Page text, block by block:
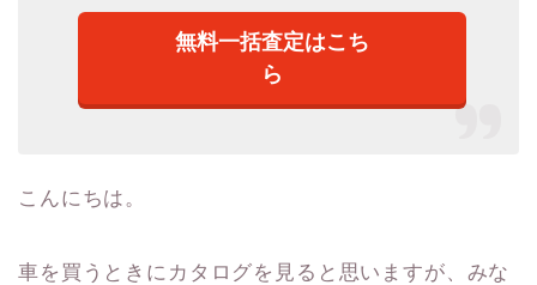
無料一括査定はこち
ら
こんにちは。
車を買うときにカタログを見ると思いますが、みな